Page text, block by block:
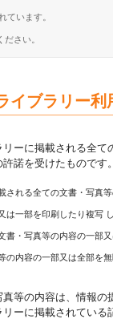
ています。
さい。
イブラリー利
ーに掲載される全
諾を受けたもので
される全ての文書・写真
は一部を印刷したり複写
書・写真等の内容の一
の内容の一部又は全部を
等の内容は、情報
ーに掲載されてい